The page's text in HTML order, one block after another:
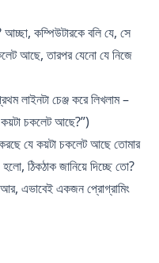
আচ্ছা, কম্পিউটারকে বলি যে, সে
আছে, তারপর যেনো যে নিজে
লাইনটা চেঞ্জ করে লিখলাম –
চকলেট আছে?”)
যে কয়টা চকলেট আছে তোমার
ঠিকঠাক জানিয়ে দিচ্ছে তো?
আর, এভাবেই একজন প্রোগ্রামিং